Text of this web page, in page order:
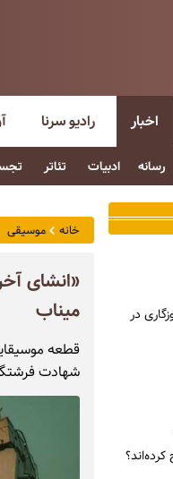
اخبار
رسانه ادبیات تئاتر
رادیو سرنا
خانه موسیقی
«انشای
میناب
شهادت
در